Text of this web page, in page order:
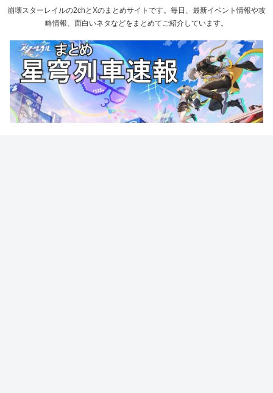
崩壊スターレイルの2chとXのまとめサイトです。毎日、最新イベント情報や攻
略情報、面白いネタなどをまとめてご紹介しています。